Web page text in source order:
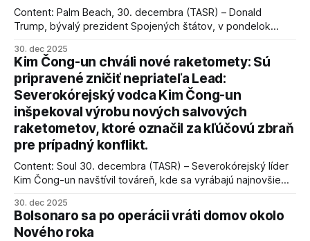
Content: Palm Beach, 30. decembra (TASR) – Donald
Trump, bývalý prezident Spojených štátov, v pondelok
kľúčové pre úspešné dosiahnutie prímeria v Gaze. Agentúra
AFP informuje, že Trump vyjadril presvedčenie, že Izrael plní
podmienky dohody o prí
30. dec 2025
Kim Čong-un chváli nové raketomety: Sú
pripravené zničiť nepriateľa Lead:
Severokórejský vodca Kim Čong-un
inšpekoval výrobu nových salvových
raketometov, ktoré označil za kľúčovú zbraň
pre prípadný konflikt.
Content: Soul 30. decembra (TASR) – Severokórejský líder
Kim Čong-un navštívil továreň, kde sa vyrábajú najnovšie
schopnosti. Informovali o tom štátne médiá KĽDR, na ktoré
sa odvoláva agentúra AFP.
30. dec 2025
Bolsonaro sa po operácii vráti domov okolo
Nového roka